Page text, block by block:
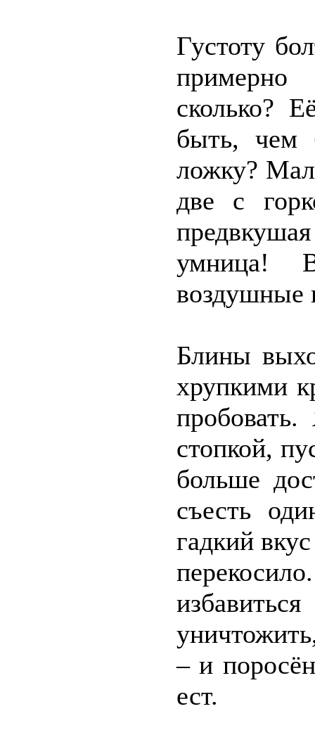
Густоту
сколько?
быть, чем
ложку?
две с
умница!
воздушные
Блины
хрупкими
стопкой,
больше
съесть
гадкий
– и
ест.